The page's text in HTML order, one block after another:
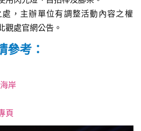
，主辦單位有調整活動內容之權
觀處官網公告。
參考：
岸
頁